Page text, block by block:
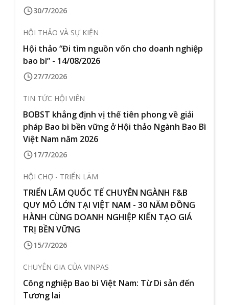
30/7/2026
HỘI THẢO VÀ SỰ KIỆN
Hội thảo “Đi tìm nguồn vốn cho doanh nghiệp
bao bì” - 14/08/2026
27/7/2026
TIN TỨC HỘI VIÊN
BOBST khẳng định vị thế tiên phong về giải
pháp Bao bì bền vững ở Hội thảo Ngành Bao Bì
Việt Nam năm 2026
17/7/2026
HỘI CHỢ - TRIỂN LÃM
TRIỂN LÃM QUỐC TẾ CHUYÊN NGÀNH F&B
QUY MÔ LỚN TẠI VIỆT NAM - 30 NĂM ĐỒNG
HÀNH CÙNG DOANH NGHIỆP KIẾN TẠO GIÁ
TRỊ BỀN VỮNG
15/7/2026
CHUYÊN GIA CỦA VINPAS
Công nghiệp Bao bì Việt Nam: Từ Di sản đến
Tương lai